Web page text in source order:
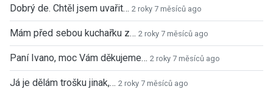
Dobrý de. Chtěl jsem uvařit… 2 roky 7 měsíců ago
Mám před sebou kuchařku z… 2 roky 7 měsíců ago
Paní Ivano, moc Vám děkujeme… 2 roky 7 měsíců ago
Já je dělám trošku jinak,… 2 roky 7 měsíců ago